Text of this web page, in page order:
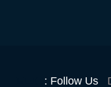
Follow Us :